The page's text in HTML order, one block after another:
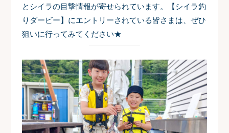
とシイラの目撃情報が寄せられています。【シイラ釣
りダービー】にエントリーされている皆さまは、ぜひ
狙いに行ってみてください★